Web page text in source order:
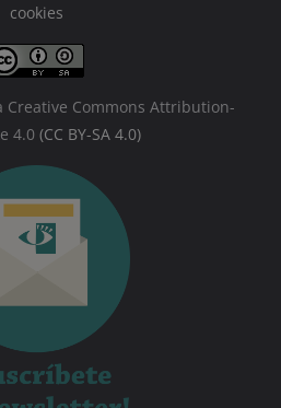
cookies
Creative Commons Attribution-
4.0 (CC BY-SA 4.0)